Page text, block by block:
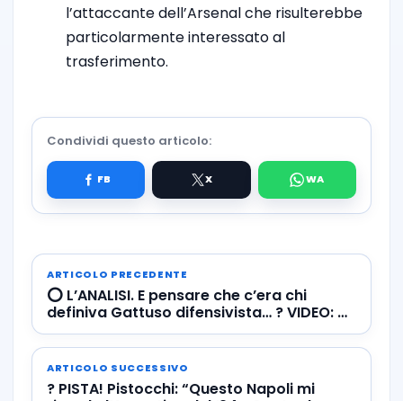
l’attaccante dell’Arsenal che risulterebbe
particolarmente interessato al
trasferimento.
Condividi questo articolo:
ARTICOLO PRECEDENTE
⭕️ L’ANALISI. E pensare che c’era chi
definiva Gattuso difensivista… ? VIDEO: gli
highlights di Napoli-Genoa
ARTICOLO SUCCESSIVO
? PISTA! Pistocchi: “Questo Napoli mi